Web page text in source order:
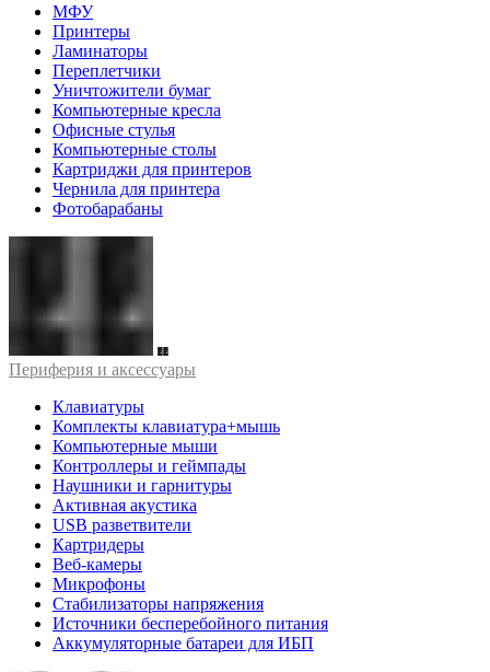
МФУ
Принтеры
Ламинаторы
Переплетчики
Уничтожители бумаг
Компьютерные кресла
Офисные стулья
Компьютерные столы
Картриджи для принтеров
Чернила для принтера
Фотобарабаны
Периферия и аксессуары
Клавиатуры
Комплекты клавиатура+мышь
Компьютерные мыши
Контроллеры и геймпады
Наушники и гарнитуры
Активная акустика
USB разветвители
Картридеры
Веб-камеры
Микрофоны
Стабилизаторы напряжения
Источники бесперебойного питания
Аккумуляторные батареи для ИБП